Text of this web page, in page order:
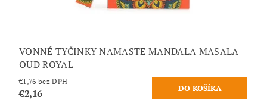
VONNÉ TYČINKY NAMASTE MANDALA MASALA -
OUD ROYAL
€1,76 bez DPH
€2,16